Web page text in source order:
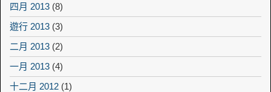
四月 2013 (8)
遊行 2013 (3)
二月 2013 (2)
一月 2013 (4)
十二月 2012 (1)